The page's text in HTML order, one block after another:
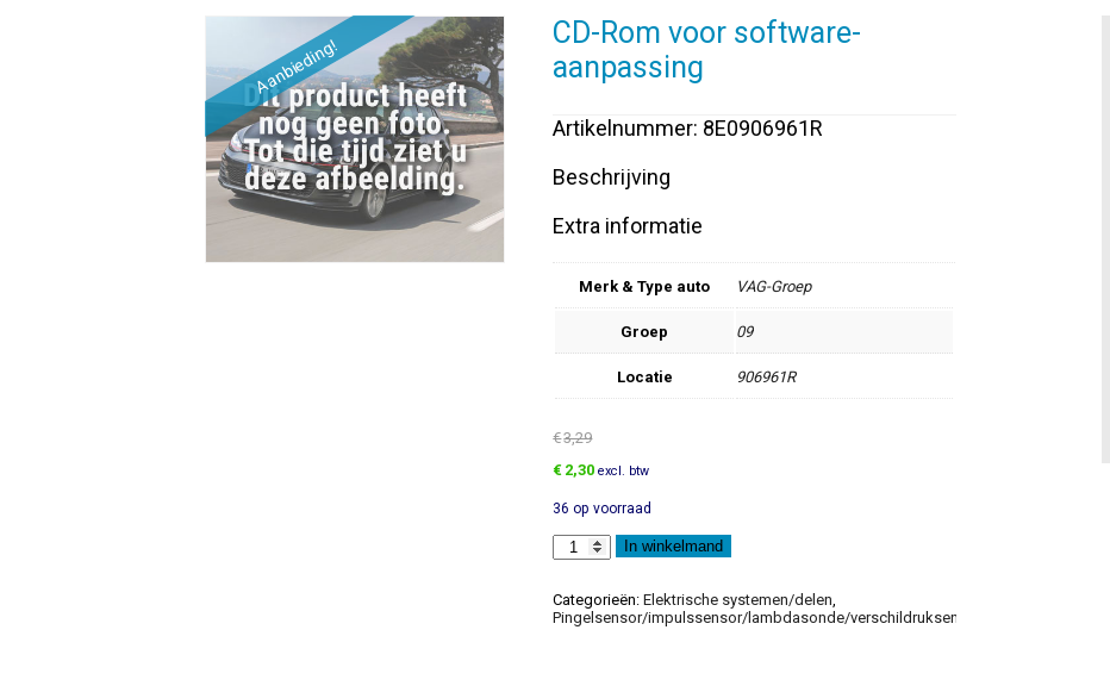
Aanbieding!
CD-Rom voor software-
aanpassing
Artikelnummer: 8E0906961R
Beschrijving
Extra informatie
Merk & Type auto VAG-Groep
Groep 09
Locatie 906961R
€3,29
Oorspronkelijke
was:
€3,29.
€ 2,30Huidige
is:
€2,30.
excl. btw
36 op voorraad
CD-
Rom
software-
aanpassing
aantal
In winkelmand
Categorieën:Elektrische systemen/delen
Pingelsensor/impulssensor/lambdasonde/verschildruksensor/